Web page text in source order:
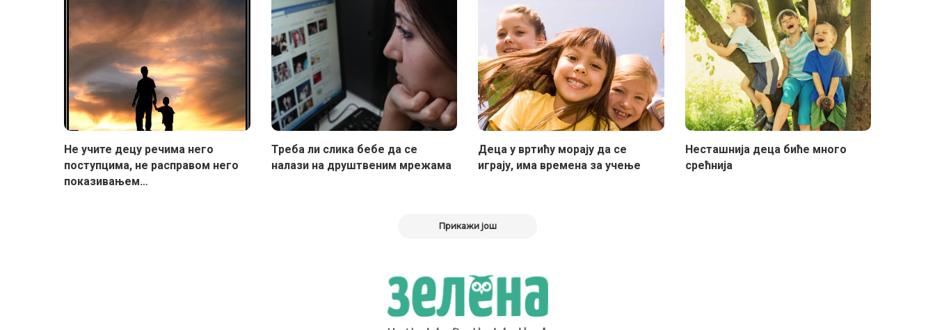
Не учите децу речима него
поступцима, не расправом него
показивањем…
Треба ли слика бебе да се
налази на друштвеним мрежама
Деца у вртићу морају да се
играју, има времена за учење
Несташнија деца биће много
срећнија
Прикажи још